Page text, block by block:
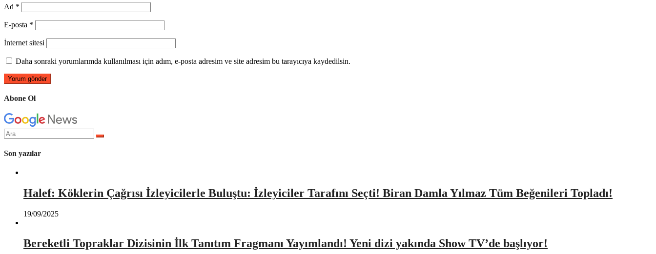
Ad *
E-posta *
İnternet sitesi
Daha sonraki yorumlarımda kullanılması için adım, e-posta adresim ve site adresim bu tarayıcıya kaydedilsin.
Abone Ol
Arama
yap:
Son yazılar
Halef: Köklerin Çağrısı İzleyicilerle Buluştu: İzleyiciler Tarafını Seçti! Biran Damla Yılmaz Tüm Beğenileri Topladı!
19/09/2025
Bereketli Topraklar Dizisinin İlk Tanıtım Fragmanı Yayımlandı! Yeni dizi yakında Show TV’de başlıyor!